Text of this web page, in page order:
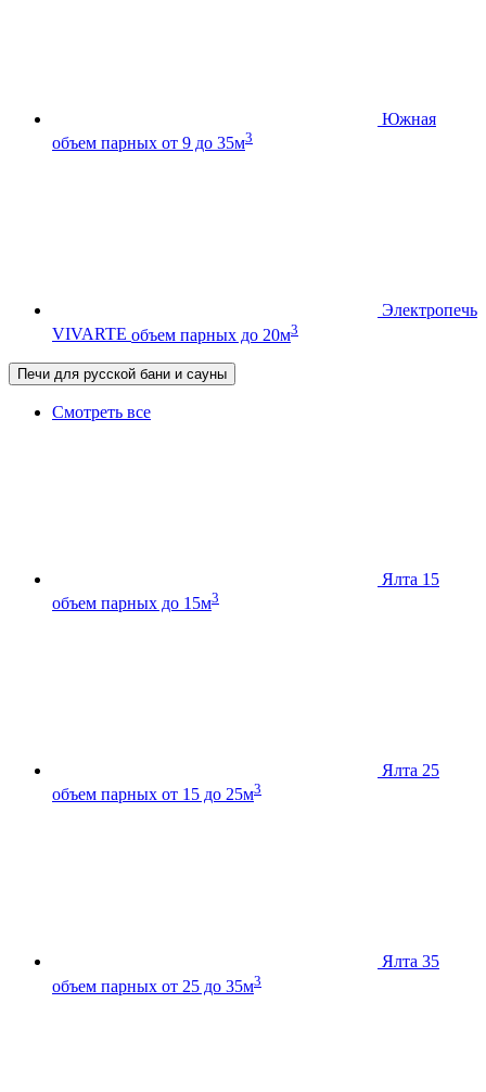
Южная
объем парных от 9 до 35м3
Электропечь
VIVARTE объем парных до 20м3
Печи для русской бани и сауны
Смотреть все
Ялта 15
объем парных до 15м3
Ялта 25
объем парных от 15 до 25м3
Ялта 35
объем парных от 25 до 35м3